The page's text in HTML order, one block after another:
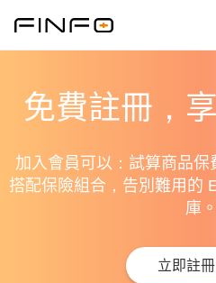
免費註冊，
加入會員可以：試算商品
搭配保險組合，告別難用的
庫。
立即註冊